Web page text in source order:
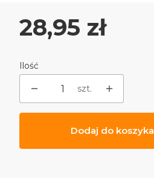
Cena
28,95 zł
Ilość
szt.
Dodaj do koszyka